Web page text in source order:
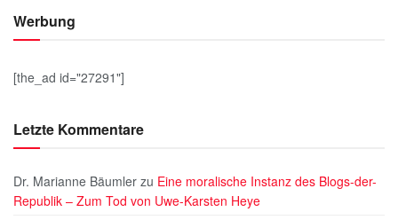
Werbung
[the_ad id="27291"]
Letzte Kommentare
Dr. Marianne Bäumler zu Eine moralische Instanz des Blogs-der-
Republik – Zum Tod von Uwe-Karsten Heye